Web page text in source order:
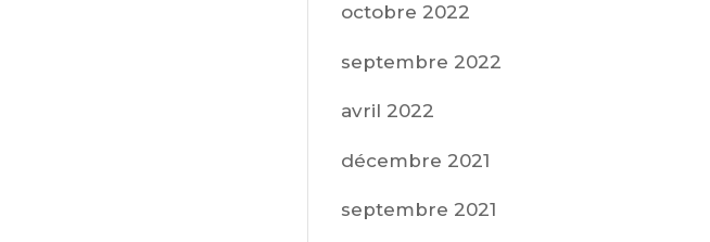
octobre 2022
septembre 2022
avril 2022
décembre 2021
septembre 2021